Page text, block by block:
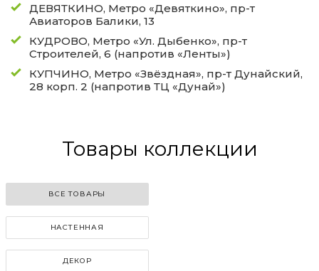
ДЕВЯТКИНО, Метро «Девяткино», пр-т
Авиаторов Балики, 13
КУДРОВО, Метро «Ул. Дыбенко», пр-т
Строителей, 6 (напротив «Ленты»)
КУПЧИНО, Метро «Звёздная», пр-т Дунайский,
28 корп. 2 (напротив ТЦ «Дунай»)
Товары коллекции
ВСЕ ТОВАРЫ
НАСТЕННАЯ
ДЕКОР